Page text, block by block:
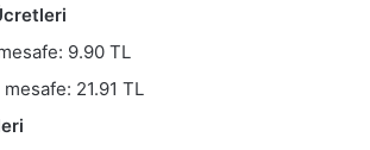
9.90 TL
21.91 TL